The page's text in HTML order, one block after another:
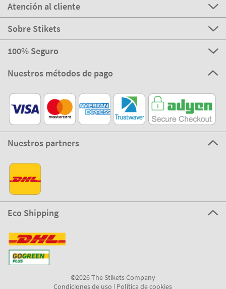
Atención al cliente
Sobre Stikets
100% Seguro
Nuestros métodos de pago
Nuestros partners
Eco Shipping
©2026 The Stikets Company
Condiciones de uso | Política de cookies